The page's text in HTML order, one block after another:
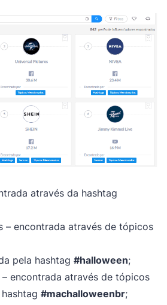
através da hashtag
– encontrada através de tópicos
pela hashtag#halloween;
– encontrada através de tópicos
hashtag#machalloweenbr;